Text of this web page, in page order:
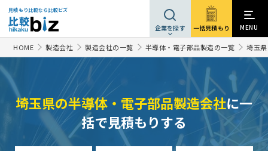
見積もり比較なら比較ビズ
企業を探す 一括見積もり MENU
HOME 製造会社 製造会社の一覧 半導体・電子部品製造の一覧 埼玉
埼玉県の半導体・電子部品製造会社に一
括で見積もりする